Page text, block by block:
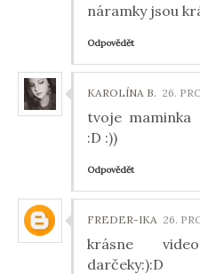
náramky jsou
Odpovědět
KAROLÍNA B. 26.
tvoje maminka
:D :))
Odpovědět
FREDER-IKA 26.
krásne